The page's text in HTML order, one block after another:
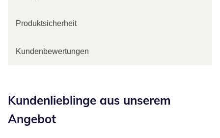
Produktsicherheit
Kundenbewertungen
Kundenlieblinge aus unserem
Angebot